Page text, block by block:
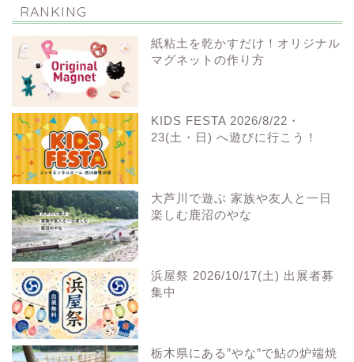
RANKING
紙粘土を乾かすだけ！オリジナル
マグネットの作り方
KIDS FESTA 2026/8/22・
23(土・日) へ遊びに行こう！
大芦川で遊ぶ 家族や友人と一日
楽しむ鹿沼のやな
浜屋祭 2026/10/17(土) 出展者募
集中
栃木県にある”やな”で鮎の炉端焼